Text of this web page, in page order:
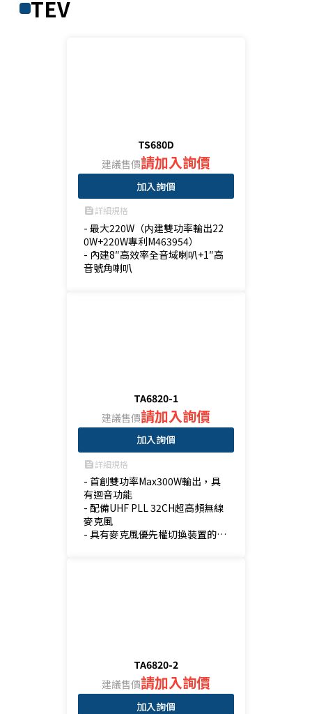
TEV
TS680D
建議售價請加入詢價
加入詢價
feed詳細規格
- 最大220W（内建雙功率輸出22
0W+220W專利M463954）
- 內建8″高效率全音域喇叭+1″高
音號角喇叭
TA6820-1
建議售價請加入詢價
加入詢價
feed詳細規格
- 首創雙功率Max300W輸出，具
有迴音功能
- 配備UHF PLL 32CH超高頻無線
麥克風
- 具有麥克風優先權切換裝置的設
TA6820-2
建議售價請加入詢價
加入詢價